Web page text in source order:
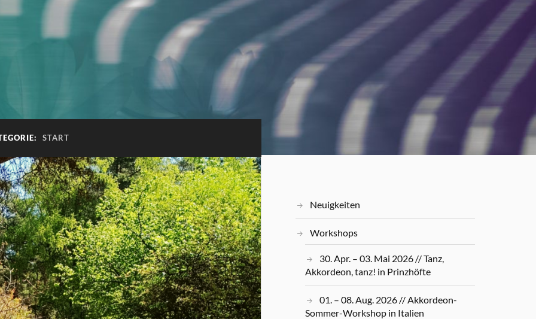
START
Neuigkeiten
Workshops
30. Apr. – 03. Mai 2026 // Tanz,
Akkordeon, tanz! in Prinzhöfte
01. – 08. Aug. 2026 // Akkordeon-
Sommer-Workshop in Italien